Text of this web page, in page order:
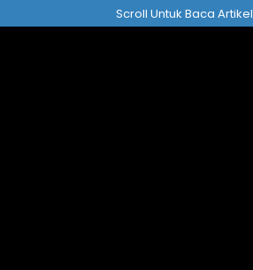
ke
Scroll Untuk Baca Artikel